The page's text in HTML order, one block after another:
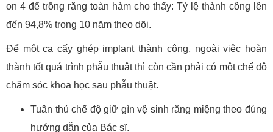
on 4 để trồng răng toàn hàm cho thấy: Tỷ lệ thành công lên
đến 94,8% trong 10 năm theo dõi.
Để một ca cấy ghép implant thành công, ngoài việc hoàn
thành tốt quá trình phẫu thuật thì còn cần phải có một chế độ
chăm sóc khoa học sau phẫu thuật.
Tuân thủ chế độ giữ gìn vệ sinh răng miệng theo đúng
hướng dẫn của Bác sĩ.